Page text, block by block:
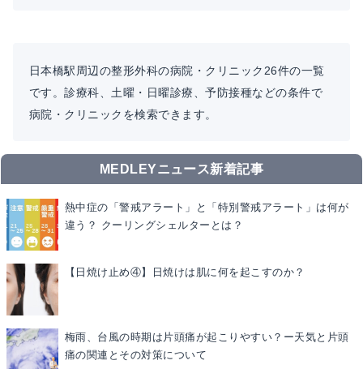
日本橋駅周辺の整形外科の病院・クリニック26件の一覧
です。診療科、土曜・日曜診療、予防接種などの条件で
病院・クリニックを検索できます。
MEDLEYニュース新着記事
熱中症の「警戒アラート」と「特別警戒アラート」は何が
違う？ クーリングシェルターとは？
【日焼け止め④】日焼けは肌に何を起こすのか？
梅雨、台風の時期は片頭痛が起こりやすい？ー天気と片頭
痛の関連とその対策について